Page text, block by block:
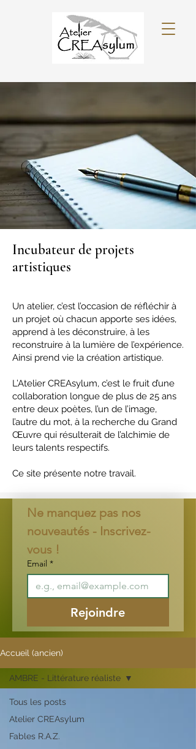
Incubateur de projets
artistiques
Un atelier, c’est l’occasion de réfléchir à
un projet où chacun apporte ses idées,
apprend à les déconstruire, à les
reconstruire à la lumière de l’expérience.
Ainsi prend vie la création artistique.
L’Atelier CREAsylum, c’est le fruit d’une
collaboration longue de plus de 25 ans
entre deux poètes, l’un de l’image,
l’autre du mot, à la recherche du Grand
Œuvre qui résulterait de l’alchimie de
leurs talents respectifs.
Ce site présente notre travail.
Ne manquez pas nos
nouveautés - Inscrivez-
vous !
Email *
Rejoindre
Accueil (ancien)
Tous les posts
Atelier CREAsylum
Fables R.A.Z.
AMBRE - Littérature réaliste